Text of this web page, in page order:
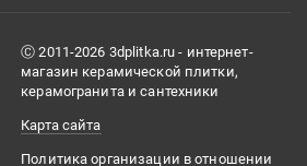
Ⓒ 2011-2026 3dplitka.ru - интернет-
магазин керамической плитки,
керамогранита и сантехники
Карта сайта
Политика организации в отношении